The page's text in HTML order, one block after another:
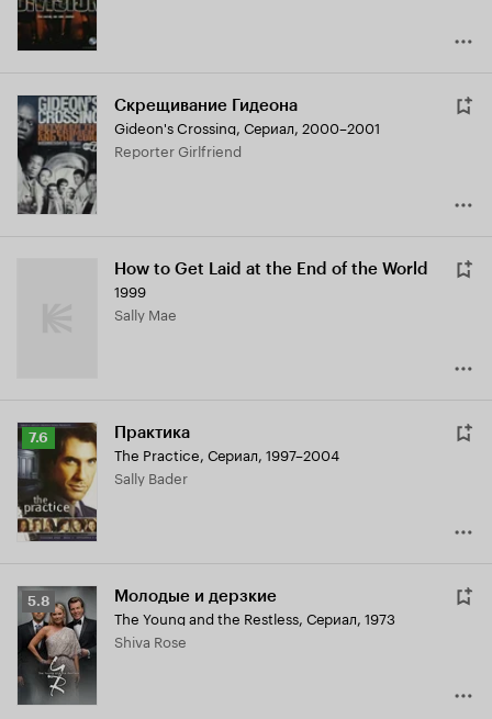
Скрещивание Гидеона
Gideon's Crossing, Сериал, 2000–2001
Reporter Girlfriend
How to Get Laid at the End of the World
1999
Sally Mae
Рейтинг
Кинопоиска
7.6
7.6 Практика
The Practice, Сериал, 1997–2004
Sally Bader
Рейтинг
Кинопоиска
5.8
5.8 Молодые и дерзкие
The Young and the Restless, Сериал, 1973
Shiva Rose